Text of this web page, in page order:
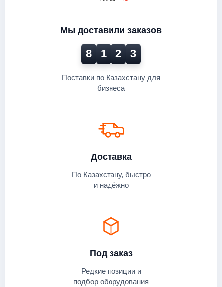
Мы доставили заказов
8 1 2 3
Поставки по Казахстану для
бизнеса
Под заказ
Редкие позиции и
подбор оборудования
Доставка
По Казахстану, быстро
и надёжно